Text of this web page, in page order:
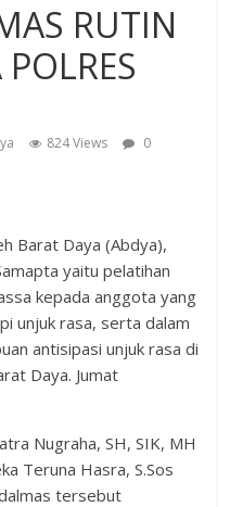
RUTIN
824 Views
0
Barat Daya (Abdya),
yaitu pelatihan
kepada anggota yang
unjuk rasa, serta dalam
antisipasi unjuk rasa di
Daya. Jumat
Nugraha, SH, SIK, MH
Teruna Hasra, S.Sos
tersebut